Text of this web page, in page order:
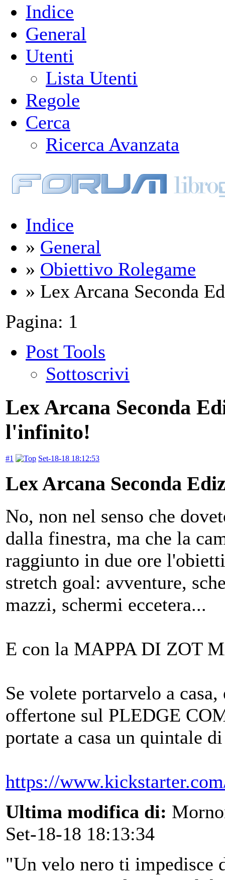
Indice
General
Utenti
Lista Utenti
Regole
Cerca
Ricerca Avanzata
Indice
» General
» Obiettivo Rolegame
» Lex Arcana Seconda
Pagina: 1
Post Tools
Sottoscrivi
Lex Arcana Seconda
l'infinito!
#1 Set-18-18 18:12:53
Lex Arcana Seconda
No, non nel senso che
dalla finestra, ma che la
raggiunto in due ore
stretch goal: avventure,
mazzi, schermi eccetera...
E con la MAPPA DI ZOT
Se volete portarvelo a
offertone sul PLEDGE
portate a casa un quintale
https://
Ultima modifica di:
Set-18-18 18:13:34
"Un velo nero ti impedisce